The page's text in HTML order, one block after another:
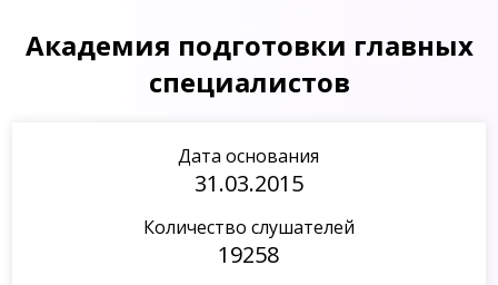
Академия подготовки главных
специалистов
Дата основания
31.03.2015
Количество слушателей
19258